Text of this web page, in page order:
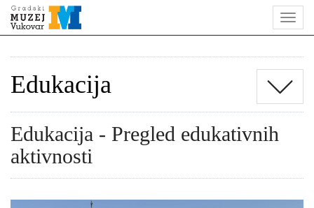
Edukacija
Edukacija - Pregled edukativnih
aktivnosti